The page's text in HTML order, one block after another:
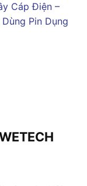
Cáp Điện –
Pin Dụng